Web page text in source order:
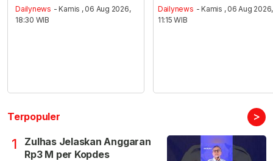
Dailynews - Kamis , 06 Aug 2026,
18:30 WIB
Dailynews - Kamis , 06 Aug 2026,
11:15 WIB
Terpopuler >
1
Zulhas Jelaskan Anggaran
Rp3 M per Kopdes